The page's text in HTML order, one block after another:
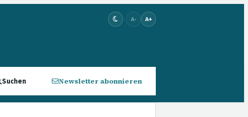
A- A+
Suchen Newsletter abonnieren